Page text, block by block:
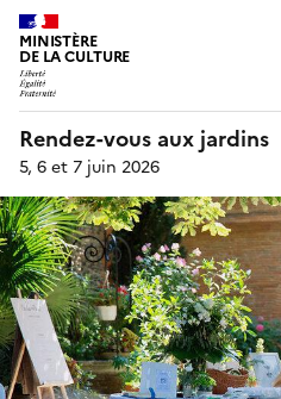
MINISTÈRE
DE LA CULTURE
Rendez-vous aux jardins
5, 6 et 7 juin 2026